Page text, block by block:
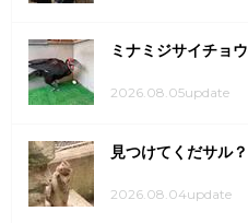
ミナミジサイチョ
2026.08.05update
見つけてくだサル
2026.08.04update